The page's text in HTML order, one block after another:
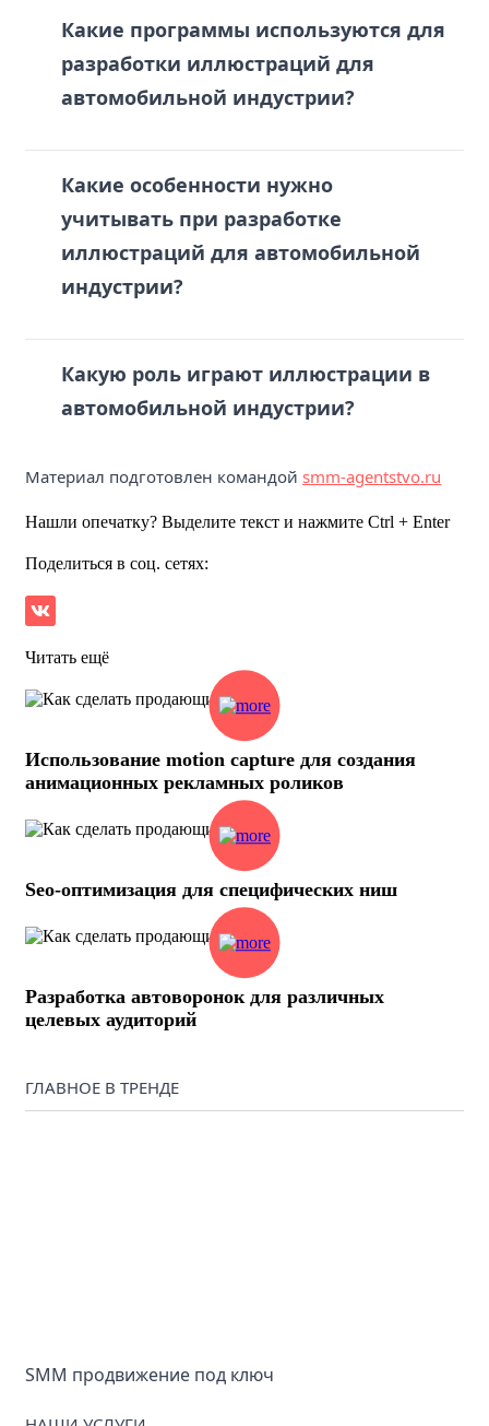
Какие программы используются для
разработки иллюстраций для
автомобильной индустрии?
Какие особенности нужно
учитывать при разработке
иллюстраций для автомобильной
индустрии?
Какую роль играют иллюстрации в
автомобильной индустрии?
Материал подготовлен командой smm-agentstvo.ru
Нашли опечатку? Выделите текст и нажмите Ctrl + Enter
Поделиться в соц. сетях:
Читать ещё
Использование motion capture для создания
анимационных рекламных роликов
Seo-оптимизация для специфических ниш
Разработка автоворонок для различных
целевых аудиторий
ГЛАВНОЕ В ТРЕНДЕ
SMM продвижение под ключ